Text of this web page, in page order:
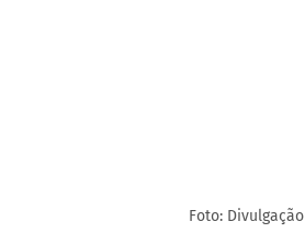
Foto: Divulgação